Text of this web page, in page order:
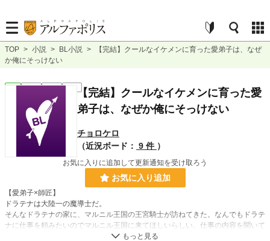
TOP > 小説 > BL小説 >
【完結】クールなイケメンに育った愛弟子は、なぜ
か俺にそっけない
BL 完結 短編
【完結】クールなイケメンに育った愛
弟子は、なぜか俺にそっけない
チョロケロ
（近況ボード： 9 件 ）
お気に入りに追加して更新通知を受け取ろう
お気に入り追加
【愛弟子×師匠】
ドラテナは大陸一の魔導士だ。
そんなドラテナの家に、マルニル王国の王宮騎士が訪ねてきた。なんでもドラテ
ナに仕事を頼みたいのでマルニル王国に来てほしいらしい。仕事の内容を聞いて
いたら、懐かしい名前が出てきた。その名はセラピドだ。